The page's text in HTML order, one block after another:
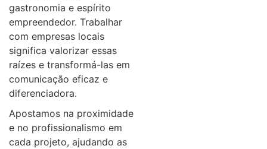
gastronomia e espírito
empreendedor. Trabalhar
com empresas locais
significa valorizar essas
raízes e transformá-las em
comunicação eficaz e
diferenciadora.
Apostamos na proximidade
e no profissionalismo em
cada projeto, ajudando as